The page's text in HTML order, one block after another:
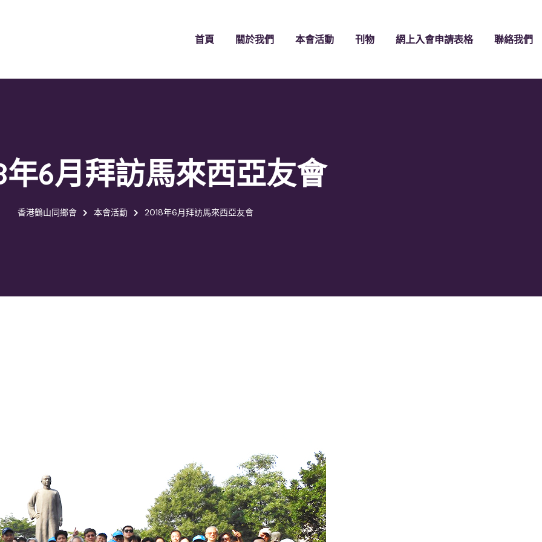
首頁 關於我們 本會活動 刊物 網上入會申請表格 聯絡我們
年6月拜訪馬來西亞友會
香港鶴山同鄉會 本會活動 2018年6月拜訪馬來西亞友會